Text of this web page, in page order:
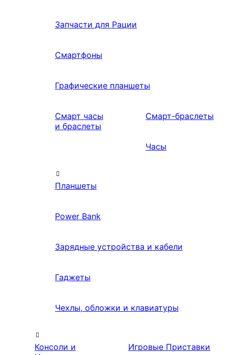
Запчасти для Рации
Смартфоны
Графические планшеты
Смарт часы
и браслеты
Смарт-браслеты
Часы
Планшеты
Power Bank
Зарядные устройства и кабели
Гаджеты
Чехлы, обложки и клавиатуры
Консоли и
Игровые Приставки